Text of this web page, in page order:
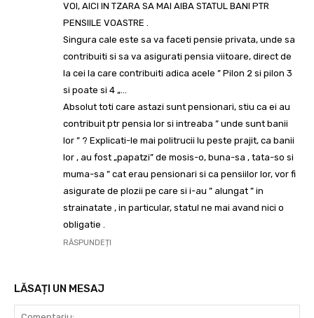
VOI, AICI IN TZARA SA MAI AIBA STATUL BANI PTR
PENSIILE VOASTRE .
Singura cale este sa va faceti pensie privata, unde sa
contribuiti si sa va asigurati pensia viitoare, direct de
la cei la care contribuiti adica acele ” Pilon 2 si pilon 3
si poate si 4 „…
Absolut toti care astazi sunt pensionari, stiu ca ei au
contribuit ptr pensia lor si intreaba ” unde sunt banii
lor ” ? Explicati-le mai politrucii lu peste prajit, ca banii
lor , au fost „papatzi” de mosis-o, buna-sa , tata-so si
muma-sa ” cat erau pensionari si ca pensiilor lor, vor fi
asigurate de plozii pe care si i-au ” alungat ” in
strainatate , in particular, statul ne mai avand nici o
obligatie .
RĂSPUNDEȚI
LĂSAȚI UN MESAJ